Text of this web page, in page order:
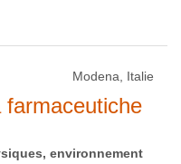
Modena, Italie
farmaceutiche
environnement